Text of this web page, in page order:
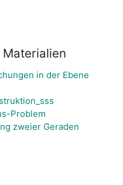
in der Ebene
Problem
zweier Geraden